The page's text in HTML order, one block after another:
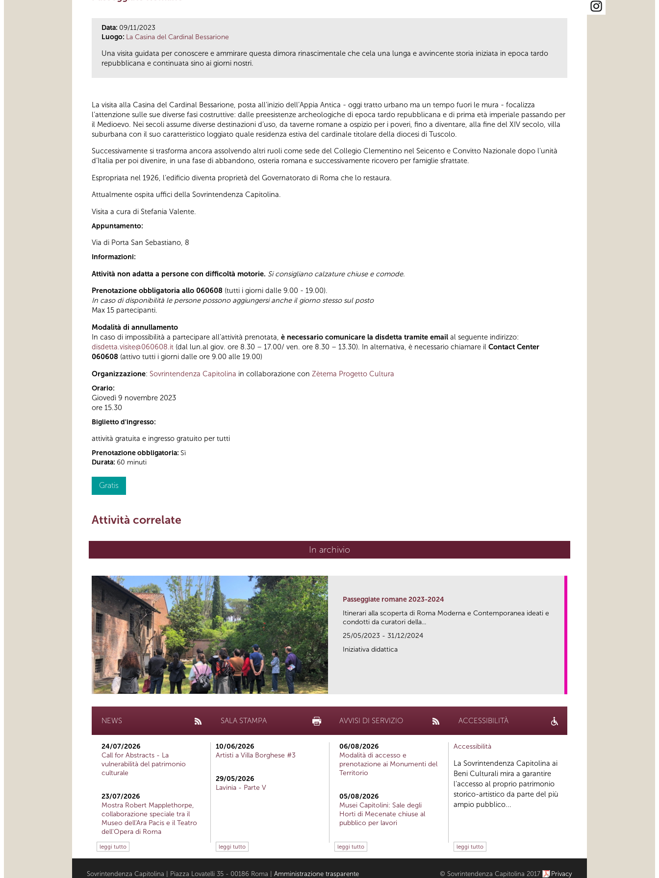
Data: 09/11/2023
Luogo: La Casina del Cardinal Bessarione
Una visita guidata per conoscere e ammirare questa dimora rinascimentale che cela una lunga e avvincente storia iniziata in epoca tardo
repubblicana e continuata sino ai giorni nostri.
La visita alla Casina del Cardinal Bessarione, posta all’inizio dell’Appia Antica - oggi tratto urbano ma un tempo fuori le mura - focalizza
l’attenzione sulle sue diverse fasi costruttive: dalle preesistenze archeologiche di epoca tardo repubblicana e di prima età imperiale passando per
il Medioevo. Nei secoli assume diverse destinazioni d’uso, da taverne romane a ospizio per i poveri, fino a diventare, alla fine del XIV secolo, villa
suburbana con il suo caratteristico loggiato quale residenza estiva del cardinale titolare della diocesi di Tuscolo.
Successivamente si trasforma ancora assolvendo altri ruoli come sede del Collegio Clementino nel Seicento e Convitto Nazionale dopo l’unità
d’Italia per poi divenire, in una fase di abbandono, osteria romana e successivamente ricovero per famiglie sfrattate.
Espropriata nel 1926, l’edificio diventa proprietà del Governatorato di Roma che lo restaura.
Attualmente ospita uffici della Sovrintendenza Capitolina.
Visita a cura di Stefania Valente.
Appuntamento:
Via di Porta San Sebastiano, 8
Informazioni:
Attività non adatta a persone con difficoltà motorie. Si consigliano calzature chiuse e comode.
Prenotazione obbligatoria allo 060608 (tutti i giorni dalle 9.00 - 19.00).
In caso di disponibilità le persone possono aggiungersi anche il giorno stesso sul posto
Max 15 partecipanti.
Modalità di annullamento
In caso di impossibilità a partecipare all’attività prenotata, è necessario comunicare la disdetta tramite email al seguente indirizzo:
disdetta.visite@060608.it (dal lun.al giov. ore 8.30 – 17.00/ ven. ore 8.30 – 13.30). In alternativa, è necessario chiamare il Contact Center
060608 (attivo tutti i giorni dalle ore 9.00 alle 19.00)
Organizzazione: Sovrintendenza Capitolina in collaborazione con Zètema Progetto Cultura
Orario:
Giovedì 9 novembre 2023
ore 15.30
Biglietto d'ingresso:
attività gratuita e ingresso gratuito per tutti
Prenotazione obbligatoria: Sì
Durata: 60 minuti
Gratis
Attività correlate
In archivio
Passeggiate romane 2023-2024
Itinerari alla scoperta di Roma Moderna e Contemporanea ideati e
condotti da curatori della...
25/05/2023 - 31/12/2024
Iniziativa didattica
NEWS
24/07/2026
Call for Abstracts - La
vulnerabilità del patrimonio
culturale
23/07/2026
Mostra Robert Mapplethorpe,
collaborazione speciale tra il
Museo dell'Ara Pacis e il Teatro
dell'Opera di Roma
leggi tutto
SALA STAMPA
10/06/2026
Artisti a Villa Borghese #3
29/05/2026
Lavinia - Parte V
leggi tutto
AVVISI DI SERVIZIO
06/08/2026
Modalità di accesso e
prenotazione ai Monumenti del
Territorio
05/08/2026
Musei Capitolini: Sale degli
Horti di Mecenate chiuse al
pubblico per lavori
leggi tutto
ACCESSIBILITÀ
Accessibilità
La Sovrintendenza Capitolina ai
Beni Culturali mira a garantire
l’accesso al proprio patrimonio
storico-artistico da parte del più
ampio pubblico...
leggi tutto
Sovrintendenza Capitolina | Piazza Lovatelli 35 - 00186 Roma | Amministrazione trasparente © Sovrintendenza Capitolina 2017 Privacy